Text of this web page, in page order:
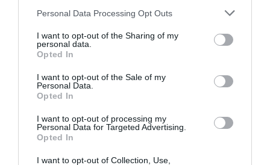
Please note that this website/app uses one or more Google
not limited to your visit or usage behaviour. You may click to
grant or deny consent to Google and its third-party tags to
use your data for below specified purposes in below Google
consent section.
Personal Data Processing Opt Outs
I want to opt-out of the Sharing of my
personal data.
Opted In
I want to opt-out of the Sale of my
Personal Data.
Opted In
I want to opt-out of processing my
Personal Data for Targeted Advertising.
Opted In
I want to opt-out of Collection, Use,